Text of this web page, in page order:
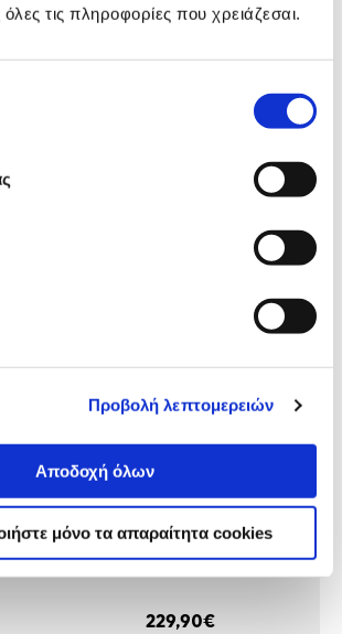
τις πληροφορίες που χρειάζεσαι.
Προβολή λεπτομερειών
Αποδοχή όλων
μόνο τα απαραίτητα cookies
όσοι είδαν το ίδιο
Με Σακούλα
Philips Σκούπα Με
229,90€